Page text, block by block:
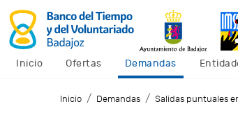
Inicio Ofertas Demandas
Inicio / Demandas / Salidas puntuales